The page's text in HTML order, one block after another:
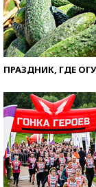
ПРАЗДНИК, ГДЕ